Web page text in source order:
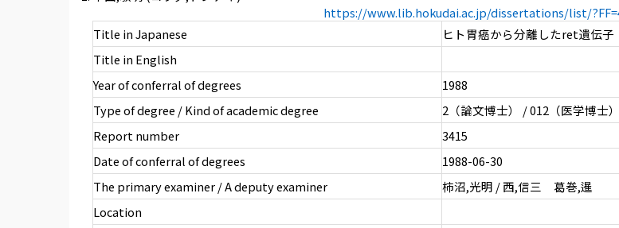
https://www.lib.hokudai.ac.jp/dissertations/list/
Title in Japanese
ヒト胃癌から分離したret遺伝子
Title in English
Year of conferral of degrees
1988
Type of degree / Kind of academic degree
2（論文博士） / 012（医学博士）
Report number
3415
Date of conferral of degrees
1988-06-30
The primary examiner / A deputy examiner
柿沼,光明 / 西,信三 葛巻,暹
Location